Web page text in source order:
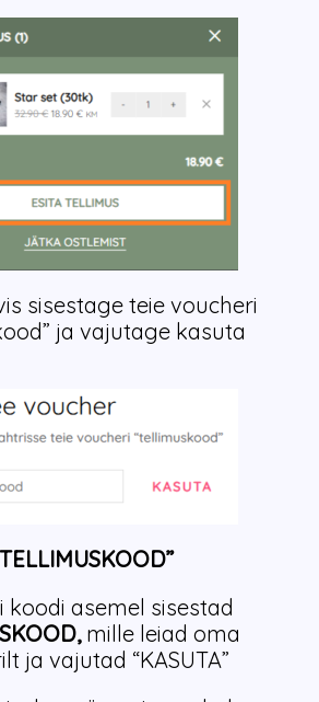
sisestage teie voucheri
ja vajutage kasuta
koodi asemel sisestad
,mille leiad oma
ja vajutad “KASUTA”